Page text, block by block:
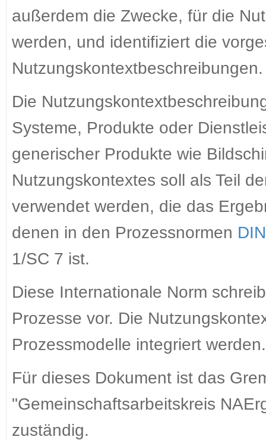
außerdem die Zwecke, für die
werden, und identifiziert die
Nutzungskontextbeschreibungen.
Die
Systeme, Produkte oder
generischer Produkte wie
Nutzungskontextes soll als Teil
verwendet werden, die das
denen in den Prozessnormen
1/SC 7 ist.
Diese Internationale Norm
Prozesse vor. Die
Prozessmodelle integriert werden.
Für dieses Dokument ist das
"Gemeinschaftsarbeitskreis
zuständig.